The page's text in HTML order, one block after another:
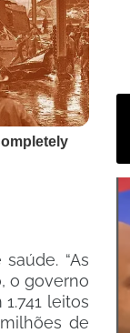
“As
o governo
leitos
de